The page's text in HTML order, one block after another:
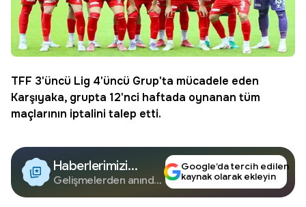
TFF 3'üncü Lig 4'üncü Grup'ta mücadele eden
Karşıyaka, grupta 12'nci haftada oynanan tüm
maçlarının iptalini talep etti.
Haberlerimizi
Google'da Takip
Edin
Gelişmelerden anında
Google’da tercih edilen
kaynak olarak ekleyin